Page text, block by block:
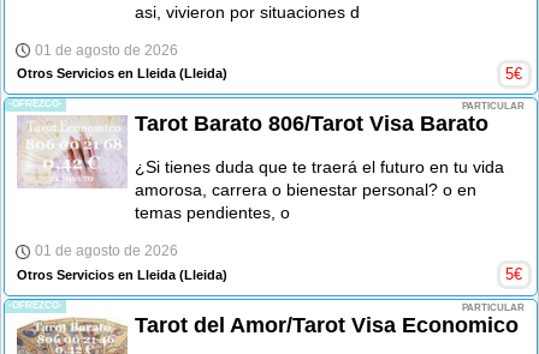
asi, vivieron por situaciones d
01 de agosto de 2026
Otros Servicios en Lleida (Lleida) 5€
-OFREZCO- PARTICULAR
Tarot Barato 806/Tarot Visa Barato
¿Si tienes duda que te traerá el futuro en tu vida
amorosa, carrera o bienestar personal? o en
temas pendientes, o
01 de agosto de 2026
Otros Servicios en Lleida (Lleida) 5€
-OFREZCO- PARTICULAR
Tarot del Amor/Tarot Visa Economico